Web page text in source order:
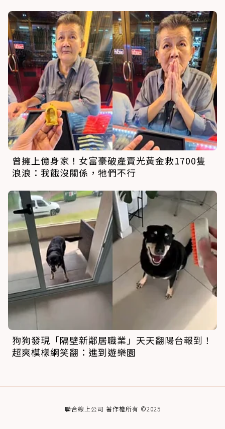
曾擁上億身家！女富豪破產賣光黃金救1700隻
浪浪：我餓沒關係，牠們不行
狗狗發現「隔壁新鄰居職業」天天翻陽台報到！
超爽模樣網笑翻：進到遊樂園
聯合線上公司 著作權所有 ©2025